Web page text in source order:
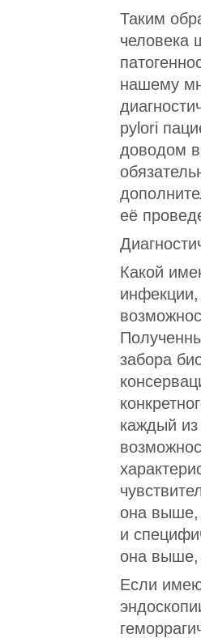
Таким
человека
нашему
pylori
доводом в
её
Какой
инфекции,
забора
каждый из
она выше,
и
она выше,
Если